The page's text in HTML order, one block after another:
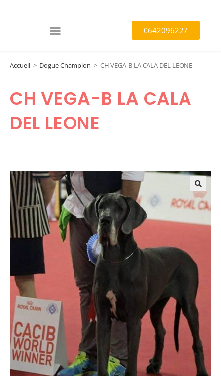
0642096227
Accueil > Dogue Champion > CH VEGA-B LA CALA DEL LEONE
CH VEGA-B LA CALA
DEL LEONE
🔍